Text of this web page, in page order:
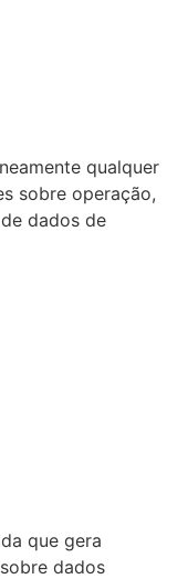
qualquer
sobre operação,
dados de
que gera
dados